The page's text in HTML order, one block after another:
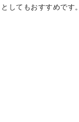
してもおすすめです。